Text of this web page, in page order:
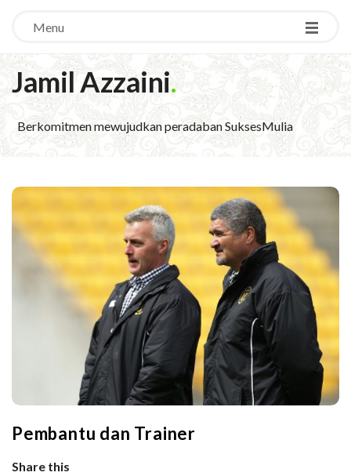
Menu
Jamil Azzaini.
Berkomitmen mewujudkan peradaban SuksesMulia
Pembantu dan Trainer
Share this